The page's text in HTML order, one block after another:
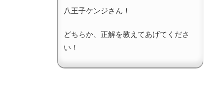
八王子ケンジさん！
どちらか、正解を教えてあげてくださ
い！